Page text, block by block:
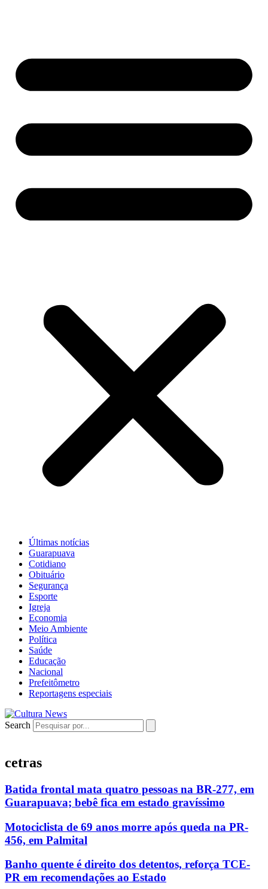
Últimas notícias
Guarapuava
Cotidiano
Obituário
Segurança
Esporte
Igreja
Economia
Meio Ambiente
Política
Saúde
Educação
Nacional
Prefeitômetro
Reportagens especiais
Search
cetras
Batida frontal mata quatro pessoas na BR-277, em
Guarapuava; bebê fica em estado gravíssimo
Motociclista de 69 anos morre após queda na PR-
456, em Palmital
Banho quente é direito dos detentos, reforça TCE-
PR em recomendações ao Estado